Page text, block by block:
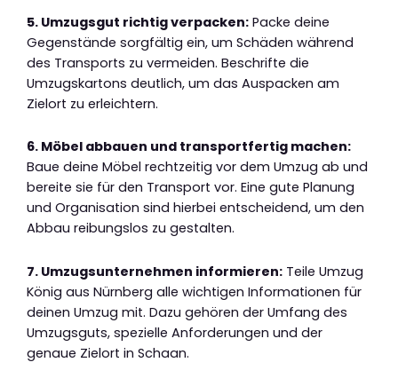
5. Umzugsgut richtig verpacken: Packe deine
Gegenstände sorgfältig ein, um Schäden während
des Transports zu vermeiden. Beschrifte die
Umzugskartons deutlich, um das Auspacken am
Zielort zu erleichtern.
6. Möbel abbauen und transportfertig machen:
Baue deine Möbel rechtzeitig vor dem Umzug ab und
bereite sie für den Transport vor. Eine gute Planung
und Organisation sind hierbei entscheidend, um den
Abbau reibungslos zu gestalten.
7. Umzugsunternehmen informieren: Teile Umzug
König aus Nürnberg alle wichtigen Informationen für
deinen Umzug mit. Dazu gehören der Umfang des
Umzugsguts, spezielle Anforderungen und der
genaue Zielort in Schaan.